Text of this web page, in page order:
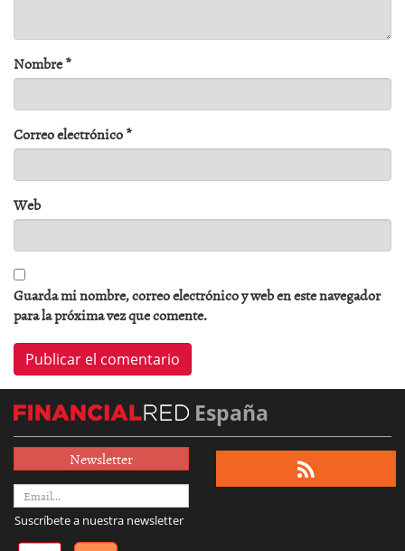
Nombre*
Correo electrónico*
Web
Guarda mi nombre, correo electrónico y web en este navegador
para la próxima vez que comente.
España
Newsletter
Suscríbete a nuestra newsletter